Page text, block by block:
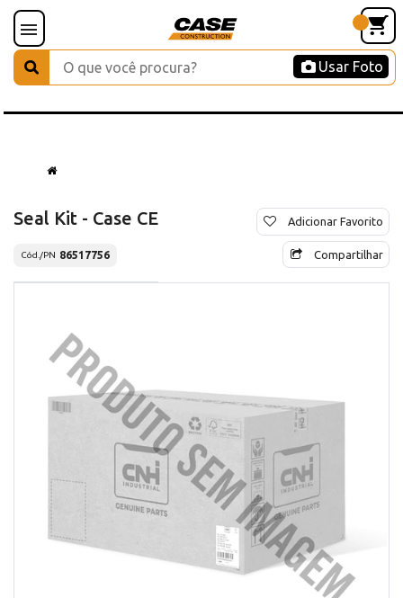
Usar Foto
Seal Kit - Case CE
Cód./PN 86517756
Adicionar Favorito
Compartilhar